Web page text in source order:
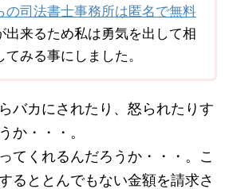
の司法書士事務所は匿名で無料
出来るため私は勇気を出して相
てみる事にしました。
バカにされたり、怒られたりす
か・・・。
てくれるんだろうか・・・。こ
るととんでもない金額を請求さ